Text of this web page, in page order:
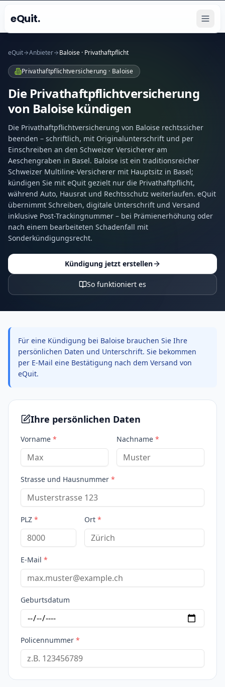
eQuit.
eQuit Anbieter Baloise · Privathaftpflicht
Privathaftpflichtversicherung · Baloise
Die Privathaftpflichtversicherung
von Baloise kündigen
Die Privathaftpflichtversicherung von Baloise rechtssicher
beenden – schriftlich, mit Originalunterschrift und per
Einschreiben an den Schweizer Versicherer am
Aeschengraben in Basel. Baloise ist ein traditionsreicher
Schweizer Multiline-Versicherer mit Hauptsitz in Basel;
kündigen Sie mit eQuit gezielt nur die Privathaftpflicht,
während Auto, Hausrat und Rechtsschutz weiterlaufen. eQuit
übernimmt Schreiben, digitale Unterschrift und Versand
inklusive Post-Trackingnummer – bei Prämienerhöhung oder
nach einem bearbeiteten Schadenfall mit
Sonderkündigungsrecht.
Kündigung jetzt erstellen
So funktioniert es
Für eine Kündigung bei Baloise brauchen Sie Ihre
persönlichen Daten und Unterschrift. Sie bekommen
per E-Mail eine Bestätigung nach dem Versand von
eQuit.
Ihre persönlichen Daten
Vorname * Nachname *
Strasse und Hausnummer *
PLZ * Ort *
E-Mail *
Geburtsdatum
Policennummer *